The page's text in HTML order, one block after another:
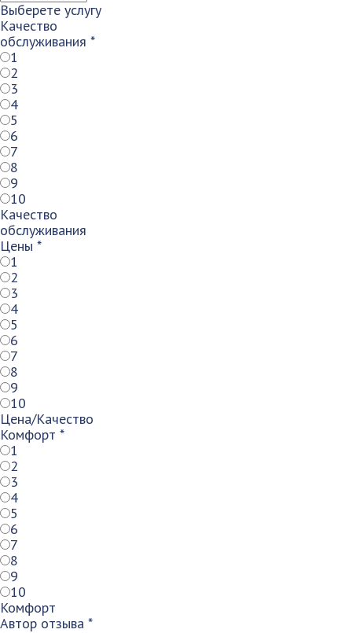
Выберете услугу
Качество
обслуживания *
1
2
3
4
5
6
7
8
9
10
Качество
обслуживания
Цены *
1
2
3
4
5
6
7
8
9
10
Цена/Качество
Комфорт *
1
2
3
4
5
6
7
8
9
10
Комфорт
Автор отзыва *